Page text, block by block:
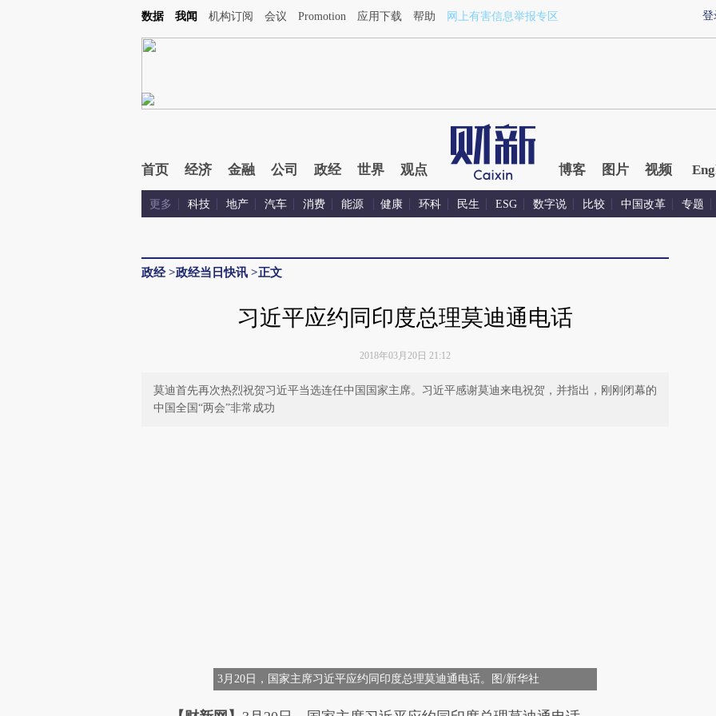
登
数据 我闻 机构订阅 会议 Promotion 应用下载 帮助 网上有害信息举报专区
首页 经济 金融 公司 政经 世界 观点 博客 图片 视频
更多 科技 地产 汽车 消费 能源 健康 环科 民生 ESG 数字说 比较 中国改革 专题
政经>政经当日快讯 >正文
习近平应约同印度总理莫迪通电话
2018年03月20日 21:12
莫迪首先再次热烈祝贺习近平当选连任中国国家主席。习近平感谢莫迪来电祝贺，并指出，刚刚闭幕的
中国全国“两会”非常成功
3月20日，国家主席习近平应约同印度总理莫迪通电话。图/新华社